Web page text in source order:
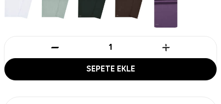
SEPETE EKLE